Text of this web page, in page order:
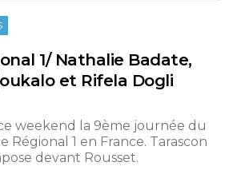
1/ Nathalie Badate,
et Rifela Dogli
weekend la 9ème journée du
Régional 1 en France. Tarascon
devant Rousset.